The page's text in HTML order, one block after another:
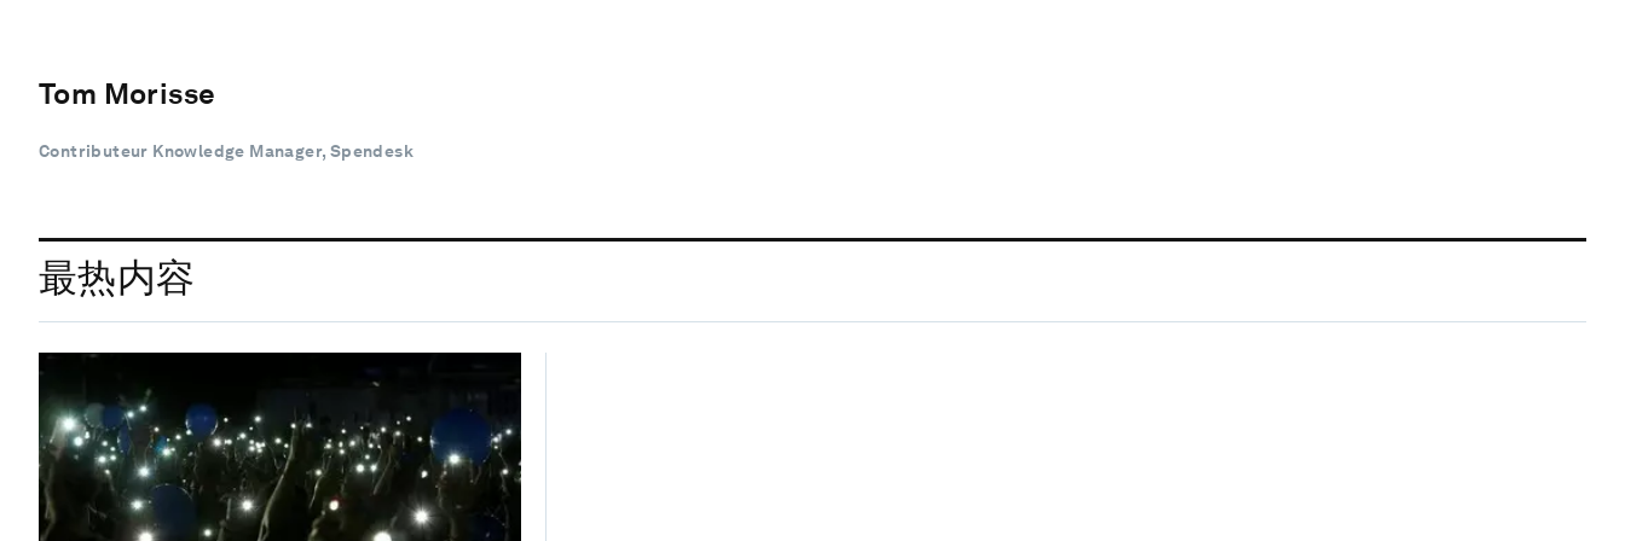
Tom Morisse
Contributeur Knowledge Manager, Spendesk
最热内容